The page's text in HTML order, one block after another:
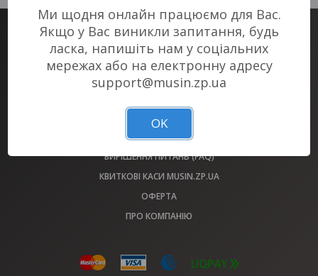
КВИТКОВИЙ СЕРВІС #1 В ЗАПОРІЖЖІ
КВИТКИ НА ВСІ ЗАХОДИ МІСТА У НАС!
МАЙДАНЧИКИ
ОБМІН КВИТКІВ 2022 РОКУ
ВИРІШЕННЯ ПИТАНЬ (FAQ)
КВИТКОВІ КАСИ MUSIN.ZP.UA
ОФЕРТА
ПРО КОМПАНІЮ
Ми щодня онлайн працюємо для Вас.
Якщо у Вас виникли запитання, будь
ласка, напишіть нам у соціальних
мережах або на електронну адресу
support@musin.zp.ua
OK